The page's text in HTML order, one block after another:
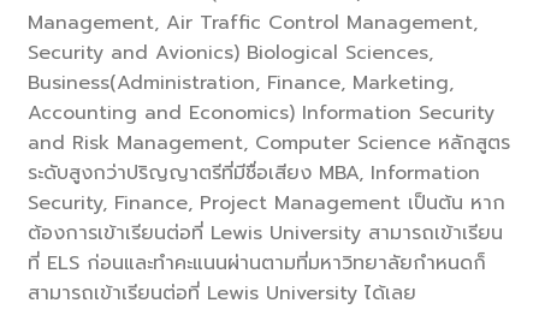
Management, Air Traffic Control Management,
Security and Avionics) Biological Sciences,
Business(Administration, Finance, Marketing,
Accounting and Economics) Information Security
and Risk Management, Computer Science หลักสูตร
ระดับสูงกว่าปริญญาตรีที่มีชื่อเสียง MBA, Information
Security, Finance, Project Management เป็นต้น หาก
ต้องการเข้าเรียนต่อที่ Lewis University สามารถเข้าเรียน
ที่ ELS ก่อนและทำคะแนนผ่านตามที่มหาวิทยาลัยกำหนดก็
สามารถเข้าเรียนต่อที่ Lewis University ได้เลย